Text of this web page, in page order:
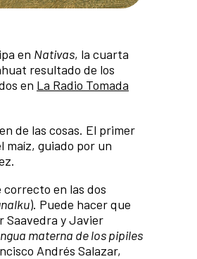
en Nativas, la cuarta
resultado de los
en La Radio Tomada
de las cosas. El primer
maíz, guiado por un
en las dos
). Puede hacer que
Saavedra y Javier
materna de los pipiles
Andrés Salazar,